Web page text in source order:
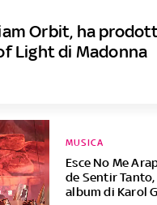
Orbit, ha
Light di Madonna
Esce No Me
de Sentir
album di Karol G
MUSICA